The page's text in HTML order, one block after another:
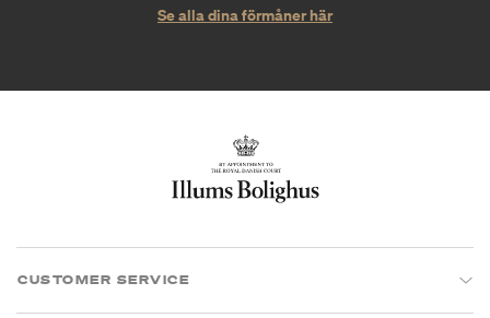
Se alla dina förmåner här
CUSTOMER SERVICE